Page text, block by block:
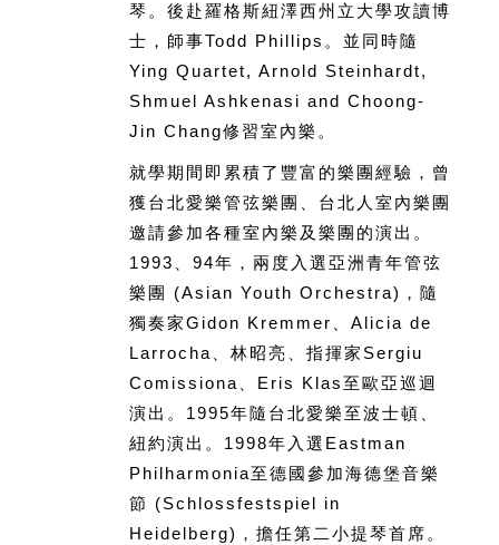
琴。後赴羅格斯紐澤西州立大學攻讀博
士，師事Todd Phillips。並同時隨
Ying Quartet, Arnold Steinhardt,
Shmuel Ashkenasi and Choong-
Jin Chang修習室內樂。
就學期間即累積了豐富的樂團經驗，曾
獲台北愛樂管弦樂團、台北人室內樂團
邀請參加各種室內樂及樂團的演出。
1993、94年，兩度入選亞洲青年管弦
樂團 (Asian Youth Orchestra)，隨
獨奏家Gidon Kremmer、Alicia de
Larrocha、林昭亮、指揮家Sergiu
Comissiona、Eris Klas至歐亞巡迴
演出。1995年隨台北愛樂至波士頓、
紐約演出。1998年入選Eastman
Philharmonia至德國參加海德堡音樂
節 (Schlossfestspiel in
Heidelberg)，擔任第二小提琴首席。